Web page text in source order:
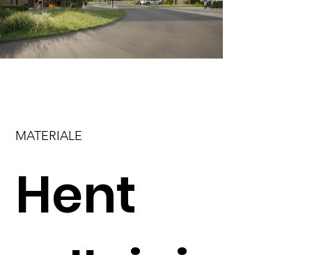
MATERIALE
Hent